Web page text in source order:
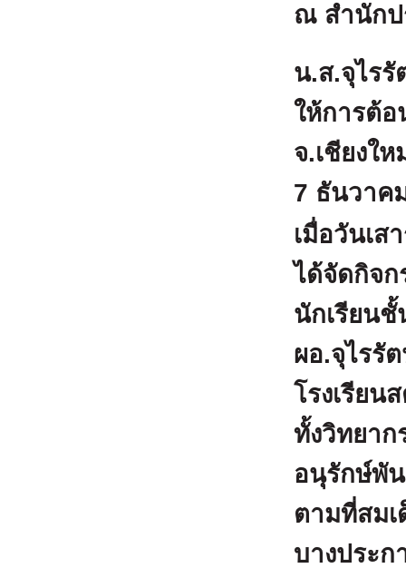
ณ สำนักป
น.ส.จุไร
ให้การต้
จ.เชียงให
7 ธันวาค
เมื่อวันเ
ได้จัดกิจก
นักเรียน
ผอ.จุไรรั
โรงเรียน
ทั้งวิทยา
อนุรักษ์พั
ตามที่สม
บางประ